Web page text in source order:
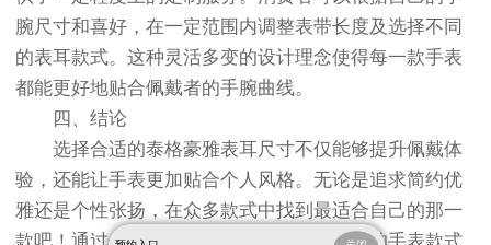
腕尺寸和喜好，在一定范围内调整表带长度及选择不同
的表耳款式。这种灵活多变的设计理念使得每一款手表
都能更好地贴合佩戴者的手腕曲线。
四、结论
选择合适的泰格豪雅表耳尺寸不仅能够提升佩戴体
验，还能让手表更加贴合个人风格。无论是追求简约优
雅还是个性张扬，在众多款式中找到最适合自己的那一